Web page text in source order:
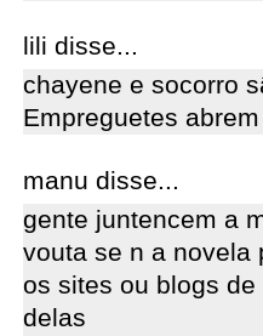
lili disse...
chayene e socorro
Empreguetes
manu disse...
gente juntencem a
vouta se n a novela
os sites ou blogs
delas